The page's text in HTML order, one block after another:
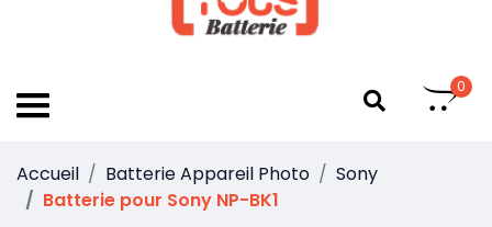
0
Accueil Batterie Appareil Photo
Sony
Batterie pour Sony NP-BK1